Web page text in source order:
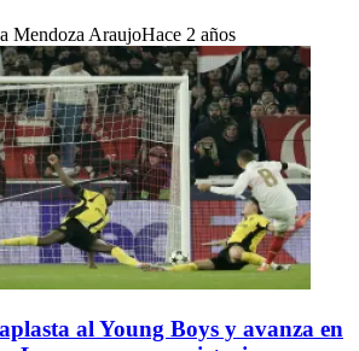
Mendoza AraujoHace 2 años
al Young Boys y avanza en